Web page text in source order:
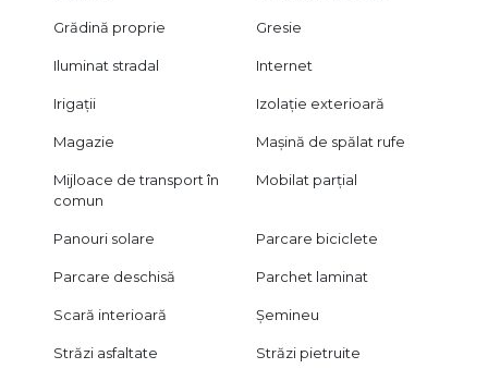
Grădină proprie Gresie
Iluminat stradal Internet
Irigații Izolație exterioară
Magazie Mașină de spălat rufe
Mijloace de transport în
comun
Mobilat parțial
Panouri solare Parcare biciclete
Parcare deschisă Parchet laminat
Scară interioară Șemineu
Străzi asfaltate Străzi pietruite